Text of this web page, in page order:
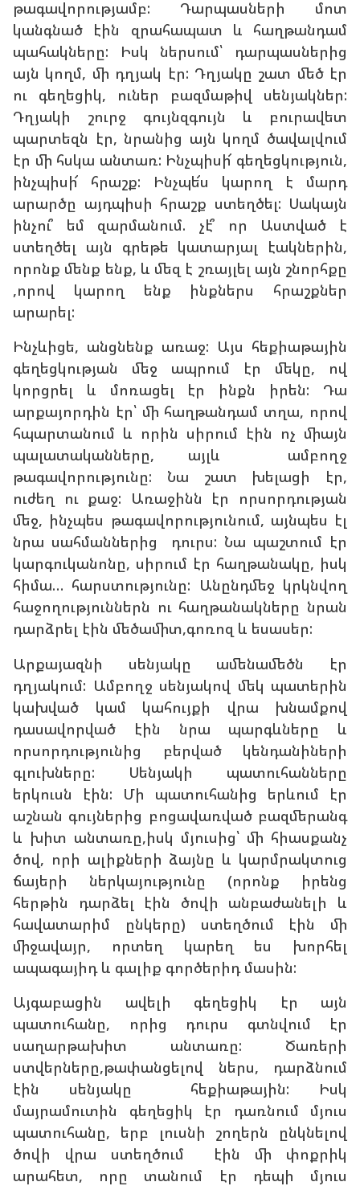
թագավորությամբ: Դարպասների մոտ
կանգնած էին զրահապատ և հաղթանդամ
պահակները: Իսկ ներսում՝ դարպասներից
այն կողմ, մի դղյակ էր: Դղյակը շատ մեծ էր
ու գեղեցիկ, ուներ բազմաթիվ սենյակներ:
Դղյակի շուրջ գույնզգույն և բուրավետ
պարտեզն էր, նրանից այն կողմ ծավալվում
էր մի հսկա անտառ: Ինչպիսի՜ գեղեցկություն,
ինչպիսի՜ հրաշք: Ինչպե՜ս կարող է մարդ
արարծը այդպիսի հրաշք ստեղծել: Սակայն
ինչու՞ եմ զարմանում. չէ՞ որ Աստված է
ստեղծել այն գրեթե կատարյալ էակներին,
որոնք մենք ենք, և մեզ է շռայլել այն շնորհքը
,որով կարող ենք ինքներս հրաշքներ
արարել:
Ինչևիցե, անցնենք առաջ: Այս հեքիաթային
գեղեցկության մեջ ապրում էր մեկը, ով
կորցրել և մոռացել էր ինքն իրեն: Դա
արքայորդին էր՝ մի հաղթանդամ տղա, որով
հպարտանում և որին սիրում էին ոչ միայն
պալատականները, այլև ամբողջ
թագավորությունը: Նա շատ խելացի էր,
ուժեղ ու քաջ: Առաջինն էր որսորդության
մեջ, ինչպես թագավորությունում, այնպես էլ
նրա սահմաններից դուրս: Նա պաշտում էր
կարգուկանոնը, սիրում էր հաղթանակը, իսկ
հիմա… հարստությունը: Անընդմեջ կրկնվող
հաջողություններն ու հաղթանակները նրան
դարձրել էին մեծամիտ,գոռոզ և եսասեր:
Արքայազնի սենյակը ամենամեծն էր
դղյակում: Ամբողջ սենյակով մեկ պատերին
կախված կամ կահույքի վրա խնամքով
դասավորված էին նրա պարգևները և
որսորդությունից բերված կենդանիների
գլուխները: Սենյակի պատուհանները
երկուսն էին: Մի պատուհանից երևում էր
աշնան գույներից բոցավառված բազմերանգ
և խիտ անտառը,իսկ մյուսից՝ մի հիասքանչ
ծով, որի ալիքների ձայնը և կարմրակտուց
ճայերի ներկայությունը (որոնք իրենց
հերթին դարձել էին ծովի անբաժանելի և
հավատարիմ ընկերը) ստեղծում էին մի
միջավայր, որտեղ կարեղ ես խորհել
ապագայիդ և գալիք գործերիդ մասին:
Այգաբացին ավելի գեղեցիկ էր այն
պատուհանը, որից դուրս գտնվում էր
սաղարթախիտ անտառը: Ծառերի
ստվերները,թափանցելով ներս, դարձնում
էին սենյակը հեքիաթային: Իսկ
մայրամուտին գեղեցիկ էր դառնում մյուս
պատուհանը, երբ լուսնի շողերն ընկնելով
ծովի վրա ստեղծում էին մի փոքրիկ
արահետ, որը տանում էր դեպի մյուս